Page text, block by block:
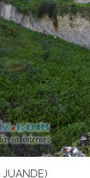
JUANDE)